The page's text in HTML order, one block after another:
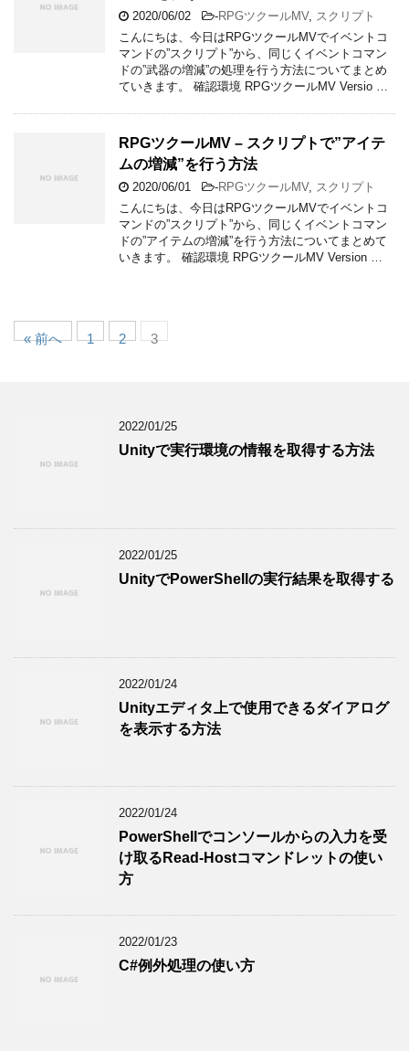
2020/06/02 -RPGツクールMV, スクリプト
こんにちは、今日はRPGツクールMVでイベントコ
マンドの”スクリプト”から、同じくイベントコマン
ドの”武器の増減”の処理を行う方法についてまとめ
ていきます。 確認環境 RPGツクールMV Versio …
RPGツクールMV – スクリプトで”アイテ
ムの増減”を行う方法
2020/06/01 -RPGツクールMV, スクリプト
こんにちは、今日はRPGツクールMVでイベントコ
マンドの”スクリプト”から、同じくイベントコマン
ドの”アイテムの増減”を行う方法についてまとめて
いきます。 確認環境 RPGツクールMV Version …
« 前へ 1 2 3
2022/01/25
Unityで実行環境の情報を取得する方法
2022/01/25
UnityでPowerShellの実行結果を取得する
2022/01/24
Unityエディタ上で使用できるダイアログ
を表示する方法
2022/01/24
PowerShellでコンソールからの入力を受
け取るRead-Hostコマンドレットの使い
方
2022/01/23
C#例外処理の使い方